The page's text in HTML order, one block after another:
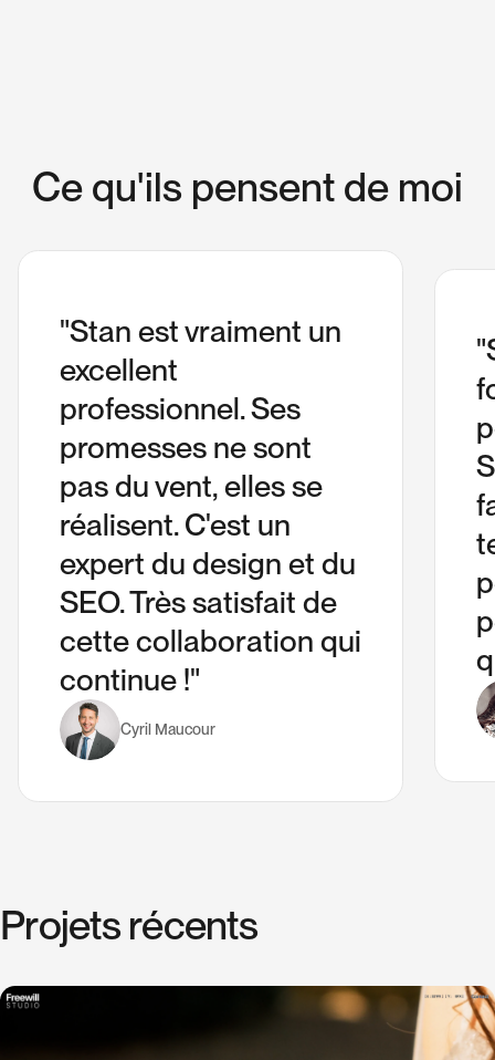
Ce qu'ils pensent de moi
"Stan est vraiment un
excellent
professionnel. Ses
promesses ne sont
pas du vent, elles se
réalisent. C'est un
expert du design et du
SEO. Très satisfait de
cette collaboration qui
continue !"
Cyril Maucour
Projets récents